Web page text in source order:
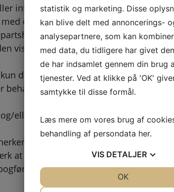
interagerer med PALLEX V/PALLE
online markedsføringsmaterialer
eller lignende)
til PALLEX V/PALLE PEDERSEN
kun de personoplysninger, der er
behandle forespørgsler.
og/eller køber ikke personhenførbare
anerkendte kortindløsere til evt.
at ved fakturering opbevares
statistik og marketing. Disse
kan blive delt med annoncerings-
analysepartnere, som kan
med data, du tidligere har givet
de har indsamlet gennem din brug
tjenester. Ved at klikke på 'OK'
samtykke til disse formål.
Læs mere om vores brug af
behandling af persondata her.
VIS DETALJER
OK